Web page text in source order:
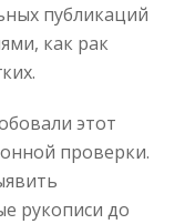
публикаций
как рак
этот
проверки.
рукописи до